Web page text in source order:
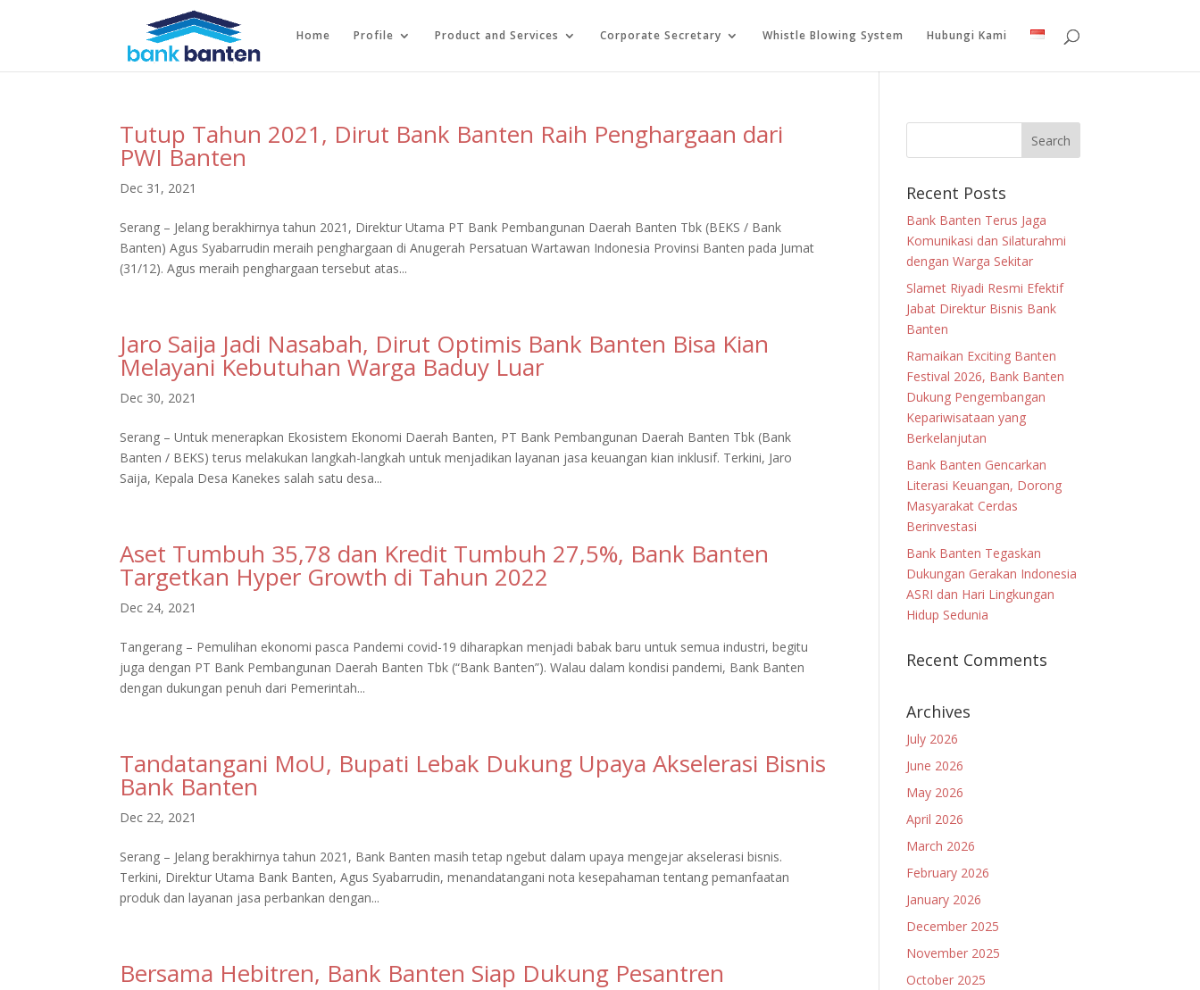
Home Profile Product and Services Corporate Secretary Whistle Blowing System Hubungi Kami
Tutup Tahun 2021, Dirut Bank Banten Raih Penghargaan dari
PWI Banten
Dec 31, 2021
Serang – Jelang berakhirnya tahun 2021, Direktur Utama PT Bank Pembangunan Daerah Banten Tbk (BEKS / Bank
Banten) Agus Syabarrudin meraih penghargaan di Anugerah Persatuan Wartawan Indonesia Provinsi Banten pada Jumat
(31/12). Agus meraih penghargaan tersebut atas...
Jaro Saija Jadi Nasabah, Dirut Optimis Bank Banten Bisa Kian
Melayani Kebutuhan Warga Baduy Luar
Dec 30, 2021
Serang – Untuk menerapkan Ekosistem Ekonomi Daerah Banten, PT Bank Pembangunan Daerah Banten Tbk (Bank
Banten / BEKS) terus melakukan langkah-langkah untuk menjadikan layanan jasa keuangan kian inklusif. Terkini, Jaro
Saija, Kepala Desa Kanekes salah satu desa...
Aset Tumbuh 35,78 dan Kredit Tumbuh 27,5%, Bank Banten
Targetkan Hyper Growth di Tahun 2022
Dec 24, 2021
Tangerang – Pemulihan ekonomi pasca Pandemi covid-19 diharapkan menjadi babak baru untuk semua industri, begitu
juga dengan PT Bank Pembangunan Daerah Banten Tbk (“Bank Banten”). Walau dalam kondisi pandemi, Bank Banten
dengan dukungan penuh dari Pemerintah...
Tandatangani MoU, Bupati Lebak Dukung Upaya Akselerasi Bisnis
Bank Banten
Dec 22, 2021
Serang – Jelang berakhirnya tahun 2021, Bank Banten masih tetap ngebut dalam upaya mengejar akselerasi bisnis.
Terkini, Direktur Utama Bank Banten, Agus Syabarrudin, menandatangani nota kesepahaman tentang pemanfaatan
produk dan layanan jasa perbankan dengan...
Bersama Hebitren, Bank Banten Siap Dukung Pesantren
Recent Posts
Bank Banten Terus Jaga
Komunikasi dan Silaturahmi
dengan Warga Sekitar
Slamet Riyadi Resmi Efektif
Jabat Direktur Bisnis Bank
Banten
Ramaikan Exciting Banten
Festival 2026, Bank Banten
Dukung Pengembangan
Kepariwisataan yang
Berkelanjutan
Bank Banten Gencarkan
Literasi Keuangan, Dorong
Masyarakat Cerdas
Berinvestasi
Bank Banten Tegaskan
Dukungan Gerakan Indonesia
ASRI dan Hari Lingkungan
Hidup Sedunia
Recent Comments
Archives
July 2026
June 2026
May 2026
April 2026
March 2026
February 2026
January 2026
December 2025
November 2025
October 2025